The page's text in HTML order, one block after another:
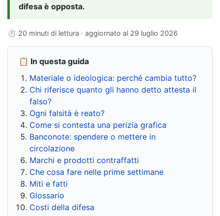
difesa è opposta.
⏱ 20 minuti di lettura · aggiornato al 29 luglio 2026
📋 In questa guida
Materiale o ideologica: perché cambia tutto?
Chi riferisce quanto gli hanno detto attesta il
falso?
Ogni falsità è reato?
Come si contesta una perizia grafica
Banconote: spendere o mettere in
circolazione
Marchi e prodotti contraffatti
Che cosa fare nelle prime settimane
Miti e fatti
Glossario
Costi della difesa